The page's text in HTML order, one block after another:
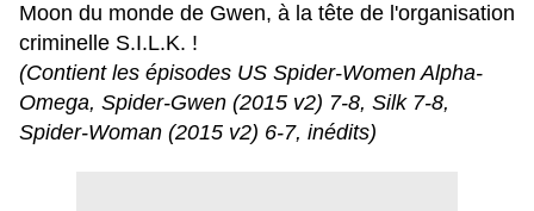
Moon du monde de Gwen, à la tête de l'organisation
criminelle S.I.L.K. !
(Contient les épisodes US Spider-Women Alpha-
Omega, Spider-Gwen (2015 v2) 7-8, Silk 7-8,
Spider-Woman (2015 v2) 6-7, inédits)